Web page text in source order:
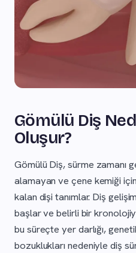
Gömülü Diş
Oluşur?
Gömülü Diş, sürme zamanı
alamayan ve çene kemiği
kalan dişi tanımlar. Diş
başlar ve belirli bir
bu süreçte yer darlığı,
bozuklukları nedeniyle diş